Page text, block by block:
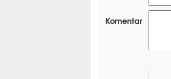
Komentar